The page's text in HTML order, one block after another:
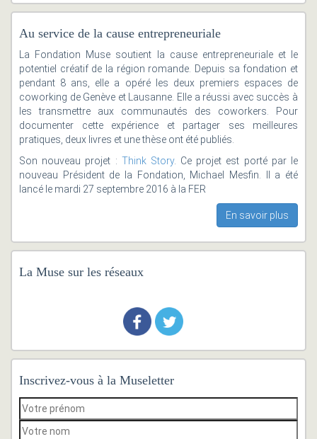
Au service de la cause entrepreneuriale
La Fondation Muse soutient la cause entrepreneuriale et le
potentiel créatif de la région romande. Depuis sa fondation et
pendant 8 ans, elle a opéré les deux premiers espaces de
coworking de Genève et Lausanne. Elle a réussi avec succès à
les transmettre aux communautés des coworkers. Pour
documenter cette expérience et partager ses meilleures
pratiques, deux livres et une thèse ont été publiés.
Son nouveau projet : Think Story. Ce projet est porté par le
nouveau Président de la Fondation, Michael Mesfin. Il a été
lancé le mardi 27 septembre 2016 à la FER
En savoir plus
La Muse sur les réseaux
Inscrivez-vous à la Museletter